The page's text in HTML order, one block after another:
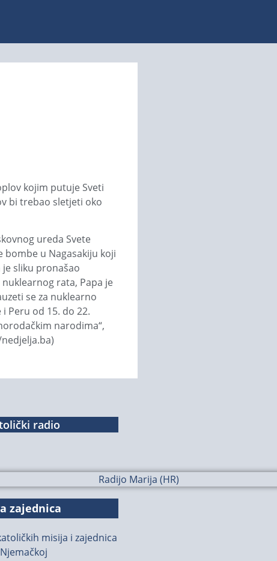
kojim putuje Sveti
bi trebao sletjeti oko
ureda Svete
bombe u Nagasakiju koji
sliku pronašao
rata, Papa je
se za nuklearno
Peru od 15. do 22.
narodima“,
radio
zajednica
misija i zajednica